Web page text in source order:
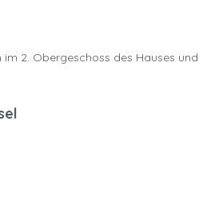
2. Obergeschoss des Hauses und